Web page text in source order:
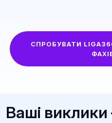
СПРОБУВАТИ
Ваші